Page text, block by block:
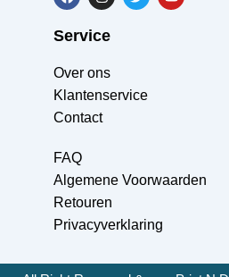
Service
Over ons
Klantenservice
Contact
FAQ
Algemene Voorwaarden
Retouren
Privacyverklaring